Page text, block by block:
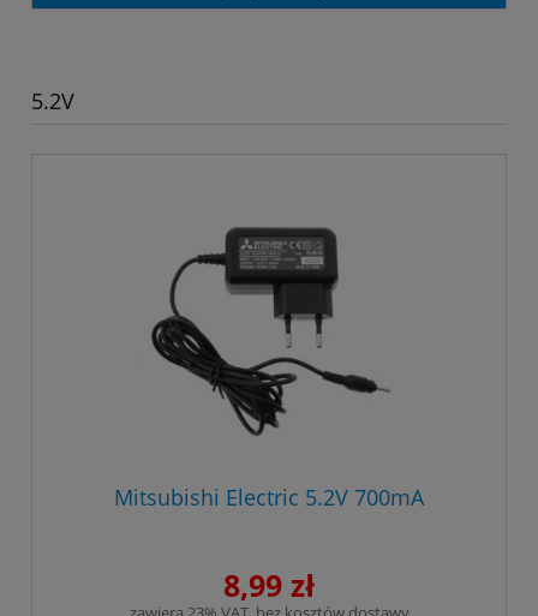
5.2V
Mitsubishi Electric 5.2V 700mA
8,99 zł